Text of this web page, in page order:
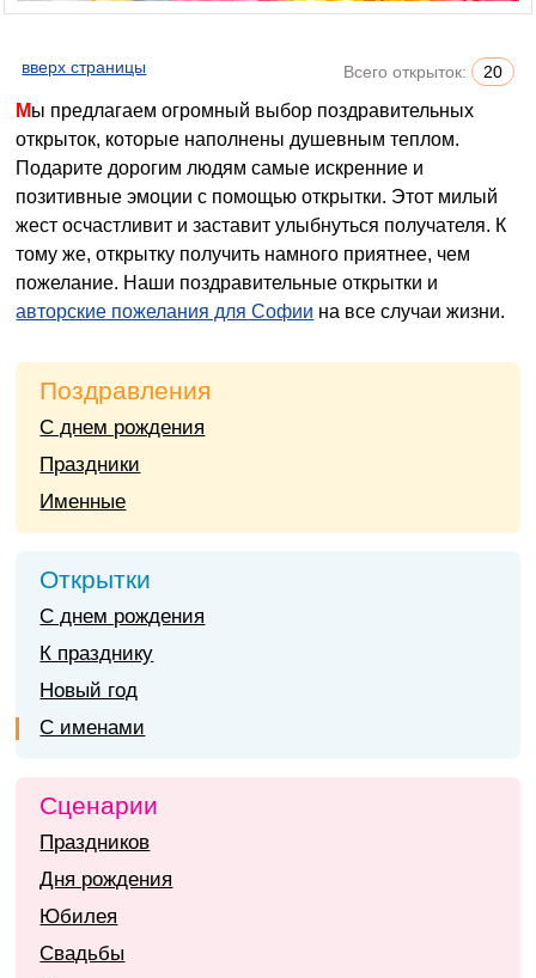
вверх страницы Всего открыток: 20
Мы предлагаем огромный выбор поздравительных
открыток, которые наполнены душевным теплом.
Подарите дорогим людям самые искренние и
позитивные эмоции с помощью открытки. Этот милый
жест осчастливит и заставит улыбнуться получателя. К
тому же, открытку получить намного приятнее, чем
пожелание. Наши поздравительные открытки и
авторские пожелания для Софии на все случаи жизни.
Поздравления
С днем рождения
Праздники
Именные
Открытки
С днем рождения
К празднику
Новый год
С именами
Сценарии
Праздников
Дня рождения
Юбилея
Свадьбы